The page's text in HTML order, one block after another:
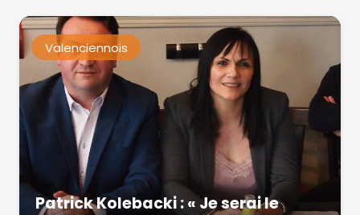
Valenciennois
Patrick Kolebacki : « Je serai le